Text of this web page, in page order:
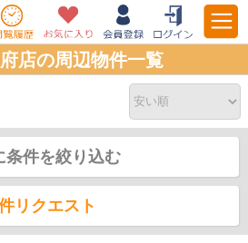
店の周辺物件一覧
条件を絞り込む
リクエスト